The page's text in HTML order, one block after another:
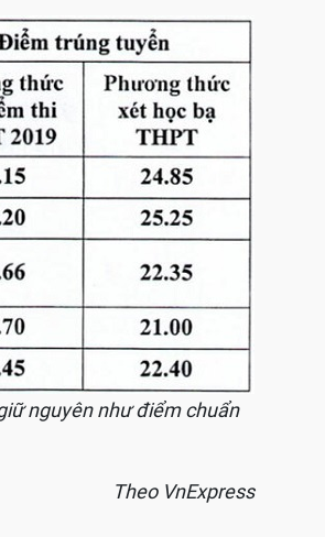
nguyên như điểm chuẩn
Theo VnExpress